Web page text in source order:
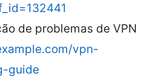
de problemas de VPN
vpn-
guide